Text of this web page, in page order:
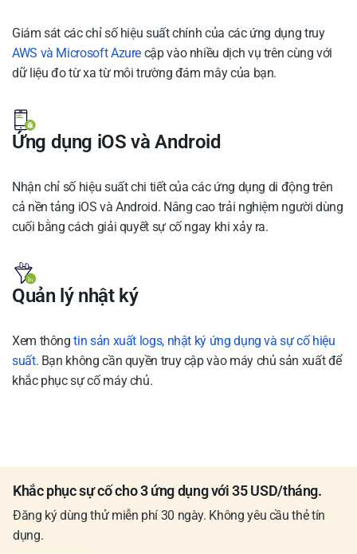
Giám sát các chỉ số hiệu suất chính của các ứng dụng truy
AWS và Microsoft Azure cập vào nhiều dịch vụ trên cùng với
dữ liệu đo từ xa từ môi trường đám mây của bạn.
Ứng dụng iOS và Android
Nhận chỉ số hiệu suất chi tiết của các ứng dụng di động trên
cả nền tảng iOS và Android. Nâng cao trải nghiệm người dùng
cuối bằng cách giải quyết sự cố ngay khi xảy ra.
Quản lý nhật ký
Xem thôngtin sản xuất logs, nhật ký ứng dụng và sự cố hiệu
suất. Bạn không cần quyền truy cập vào máy chủ sản xuất để
khắc phục sự cố máy chủ.
Khắc phục sự cố cho 3 ứng dụng với 35 USD/tháng.
Đăng ký dùng thử miễn phí 30 ngày. Không yêu cầu thẻ tín
dụng.